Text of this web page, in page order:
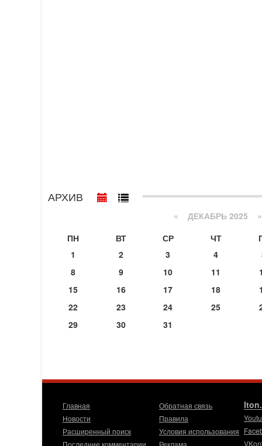
АРХИВ
« ДЕКАБРЬ 2025 »
ПН
ВТ СР ЧТ
1
2 3 4
8
9 10 11
15
16 17 18
22
23 24 25
29
30 31
Главная
Новости
Расширенный поиск
Последние комментарии
Обратная связь
Правила
Условия использования
Реклама